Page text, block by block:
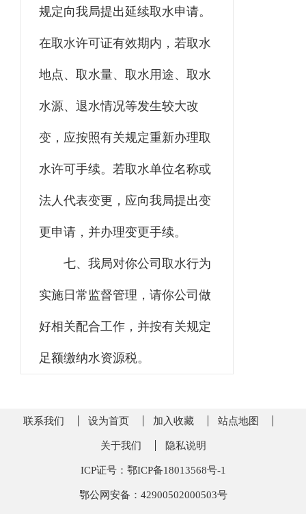
规定向我局提出延续取水申请。
在取水许可证有效期内，若取水
地点、取水量、取水用途、取水
水源、退水情况等发生较大改
变，应按照有关规定重新办理取
水许可手续。若取水单位名称或
法人代表变更，应向我局提出变
更申请，并办理变更手续。
七、 我局对你公司 取水行为
实施日常监督管理 ， 请你公司 做
好相关配合工作，并按有关规定
足额缴纳水资源税。
联系我们 设为首页 加入收藏 站点地图
关于我们 隐私说明
ICP证号：鄂ICP备18013568号-1
鄂公网安备：42900502000503号